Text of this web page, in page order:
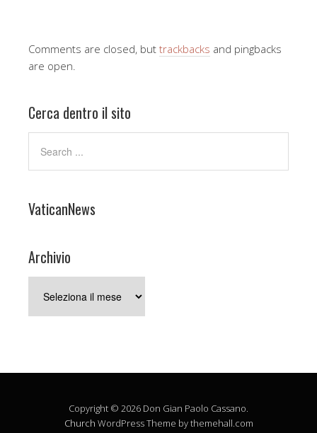
Comments are closed, but trackbacks and pingbacks
are open.
Cerca dentro il sito
VaticanNews
Archivio
Copyright © 2026 Don Gian Paolo Cassano.
Church WordPress Theme by themehall.com